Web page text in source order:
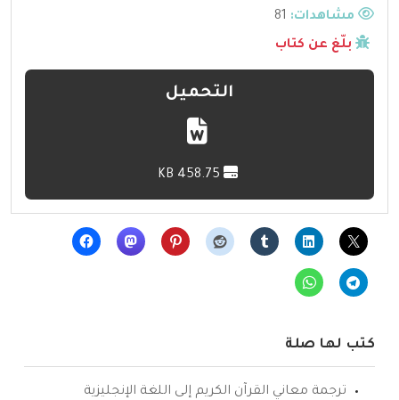
مشاهدات:
بلّغ عن كتاب
التحميل
كتب لها صلة
ترجمة معاني القرآن الكريم إلى اللغة الإنجليزية